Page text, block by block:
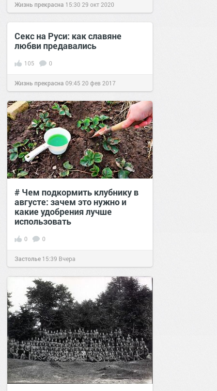
Жизнь прекрасна 15:30 29 окт 2020
Секс на Руси: как славяне
любви предавались
105 0
Жизнь прекрасна 09:45 20 фев 2017
# Чем подкормить клубнику в
августе: зачем это нужно и
какие удобрения лучше
использовать
0 0
Застолье 15:39 Вчера